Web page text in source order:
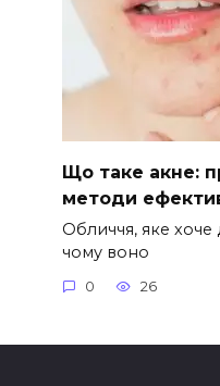
Що таке акне:
методи
Обличчя, яке хоче
чому воно
0 26